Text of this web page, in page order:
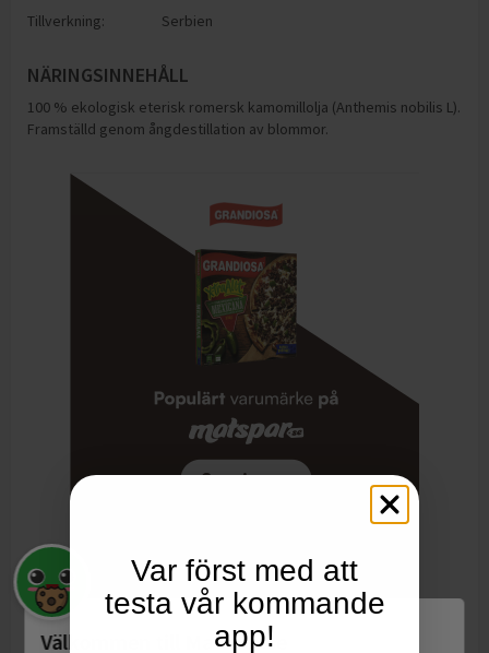
Tillverkning:
Serbien
NÄRINGSINNEHÅLL
100 % ekologisk eterisk romersk kamomillolja (Anthemis nobilis L).
Framställd genom ångdestillation av blommor.
FÖRPACKNING
Mått:
Höjd: 71mm
Bredd: 30mm
Djup: 71mm
Välkommen till Matspar.se
Var först med att
testa vår kommande
app!